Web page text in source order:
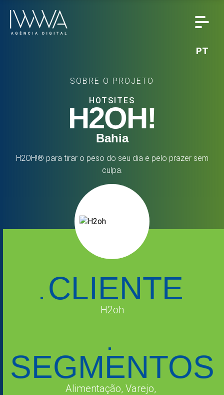
PT
SOBRE O PROJETO
HOTSITES
H2OH!
Bahia
H2OH!® para tirar o peso do seu dia e pelo prazer sem
culpa.
CLIENTE
H2oh
SEGMENTOS
Alimentação, Varejo,